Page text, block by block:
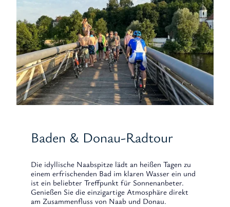
Baden & Donau-Radtour
Die idyllische Naabspitze lädt an heißen Tagen zu
einem erfrischenden Bad im klaren Wasser ein und
ist ein beliebter Treffpunkt für Sonnenanbeter.
Genießen Sie die einzigartige Atmosphäre direkt
am Zusammenfluss von Naab und Donau.